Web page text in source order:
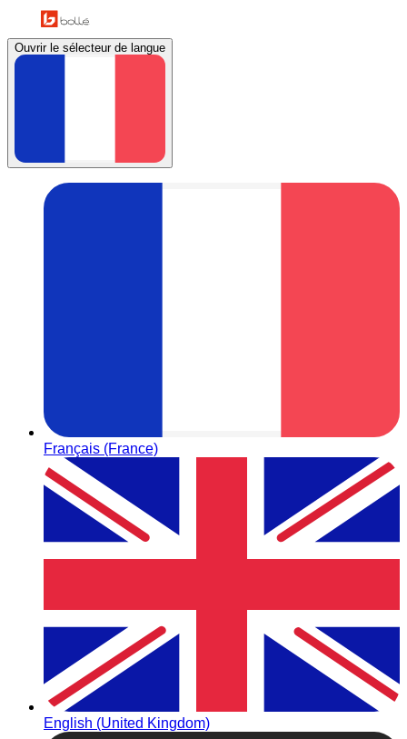
Ouvrir le sélecteur de langue
Français (France)
English (United Kingdom)